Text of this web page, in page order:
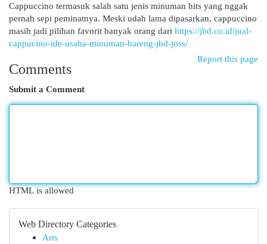
Cappuccino termasuk salah satu jenis minuman hits yang nggak
pernah sepi peminatnya. Meski udah lama dipasarkan, cappuccino
masih jadi pilihan favorit banyak orang dari https://jbd.co.id/jual-
cappucino-ide-usaha-minuman-bareng-jbd-joss/
Report this page
Comments
Submit a Comment
HTML is allowed
Web Directory Categories
Arts